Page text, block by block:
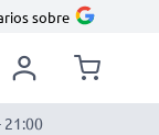
sobre
21:00